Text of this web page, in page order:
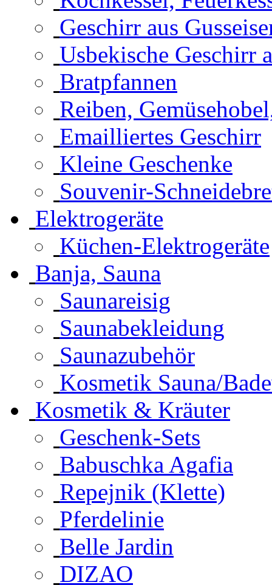
Geschirr aus
Usbekische Geschirr
Bratpfannen
Reiben,
Emailliertes Geschirr
Kleine Geschenke
Souvenir-
Elektrogeräte
Küchen-Elektrogeräte
Banja, Sauna
Saunareisig
Saunabekleidung
Saunazubehör
Kosmetik Sauna/
Kosmetik & Kräuter
Geschenk-Sets
Babuschka Agafia
Repejnik (Klette)
Pferdelinie
Belle Jardin
DIZAO